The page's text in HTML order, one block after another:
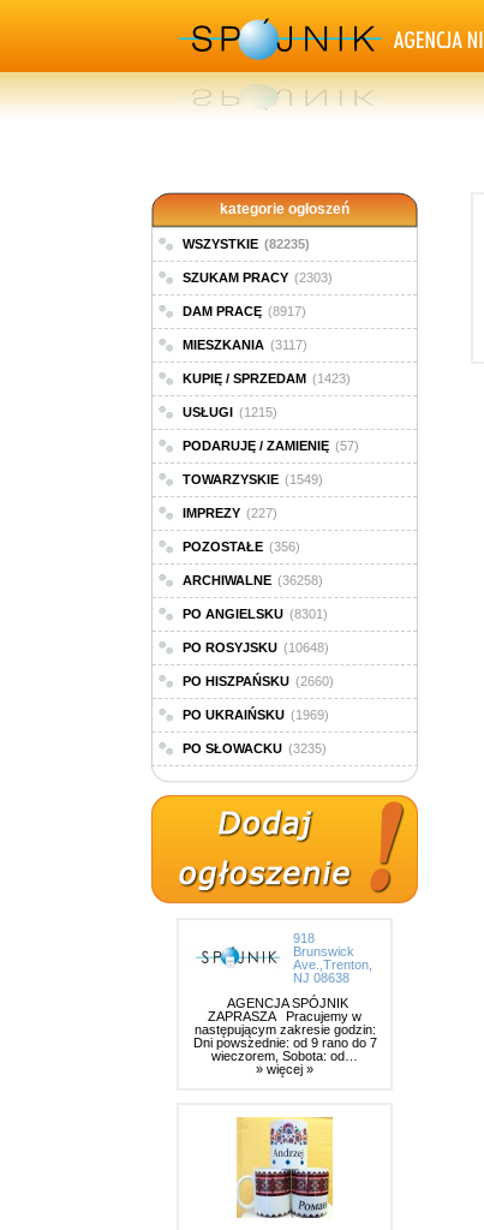
kategorie ogłoszeń
WSZYSTKIE (82235)
SZUKAM PRACY (2303)
DAM PRACĘ (8917)
MIESZKANIA (3117)
KUPIĘ / SPRZEDAM (1423)
USŁUGI (1215)
PODARUJĘ / ZAMIENIĘ (57)
TOWARZYSKIE (1549)
IMPREZY (227)
POZOSTAŁE (356)
ARCHIWALNE (36258)
PO ANGIELSKU (8301)
PO ROSYJSKU (10648)
PO HISZPAŃSKU (2660)
PO UKRAIŃSKU (1969)
PO SŁOWACKU (3235)
918
Brunswick
Ave.,Trenton,
NJ 08638
AGENCJA SPÓJNIK
ZAPRASZA Pracujemy w
następującym zakresie godzin:
Dni powszednie: od 9 rano do 7
wieczorem, Sobota: od…
» więcej »